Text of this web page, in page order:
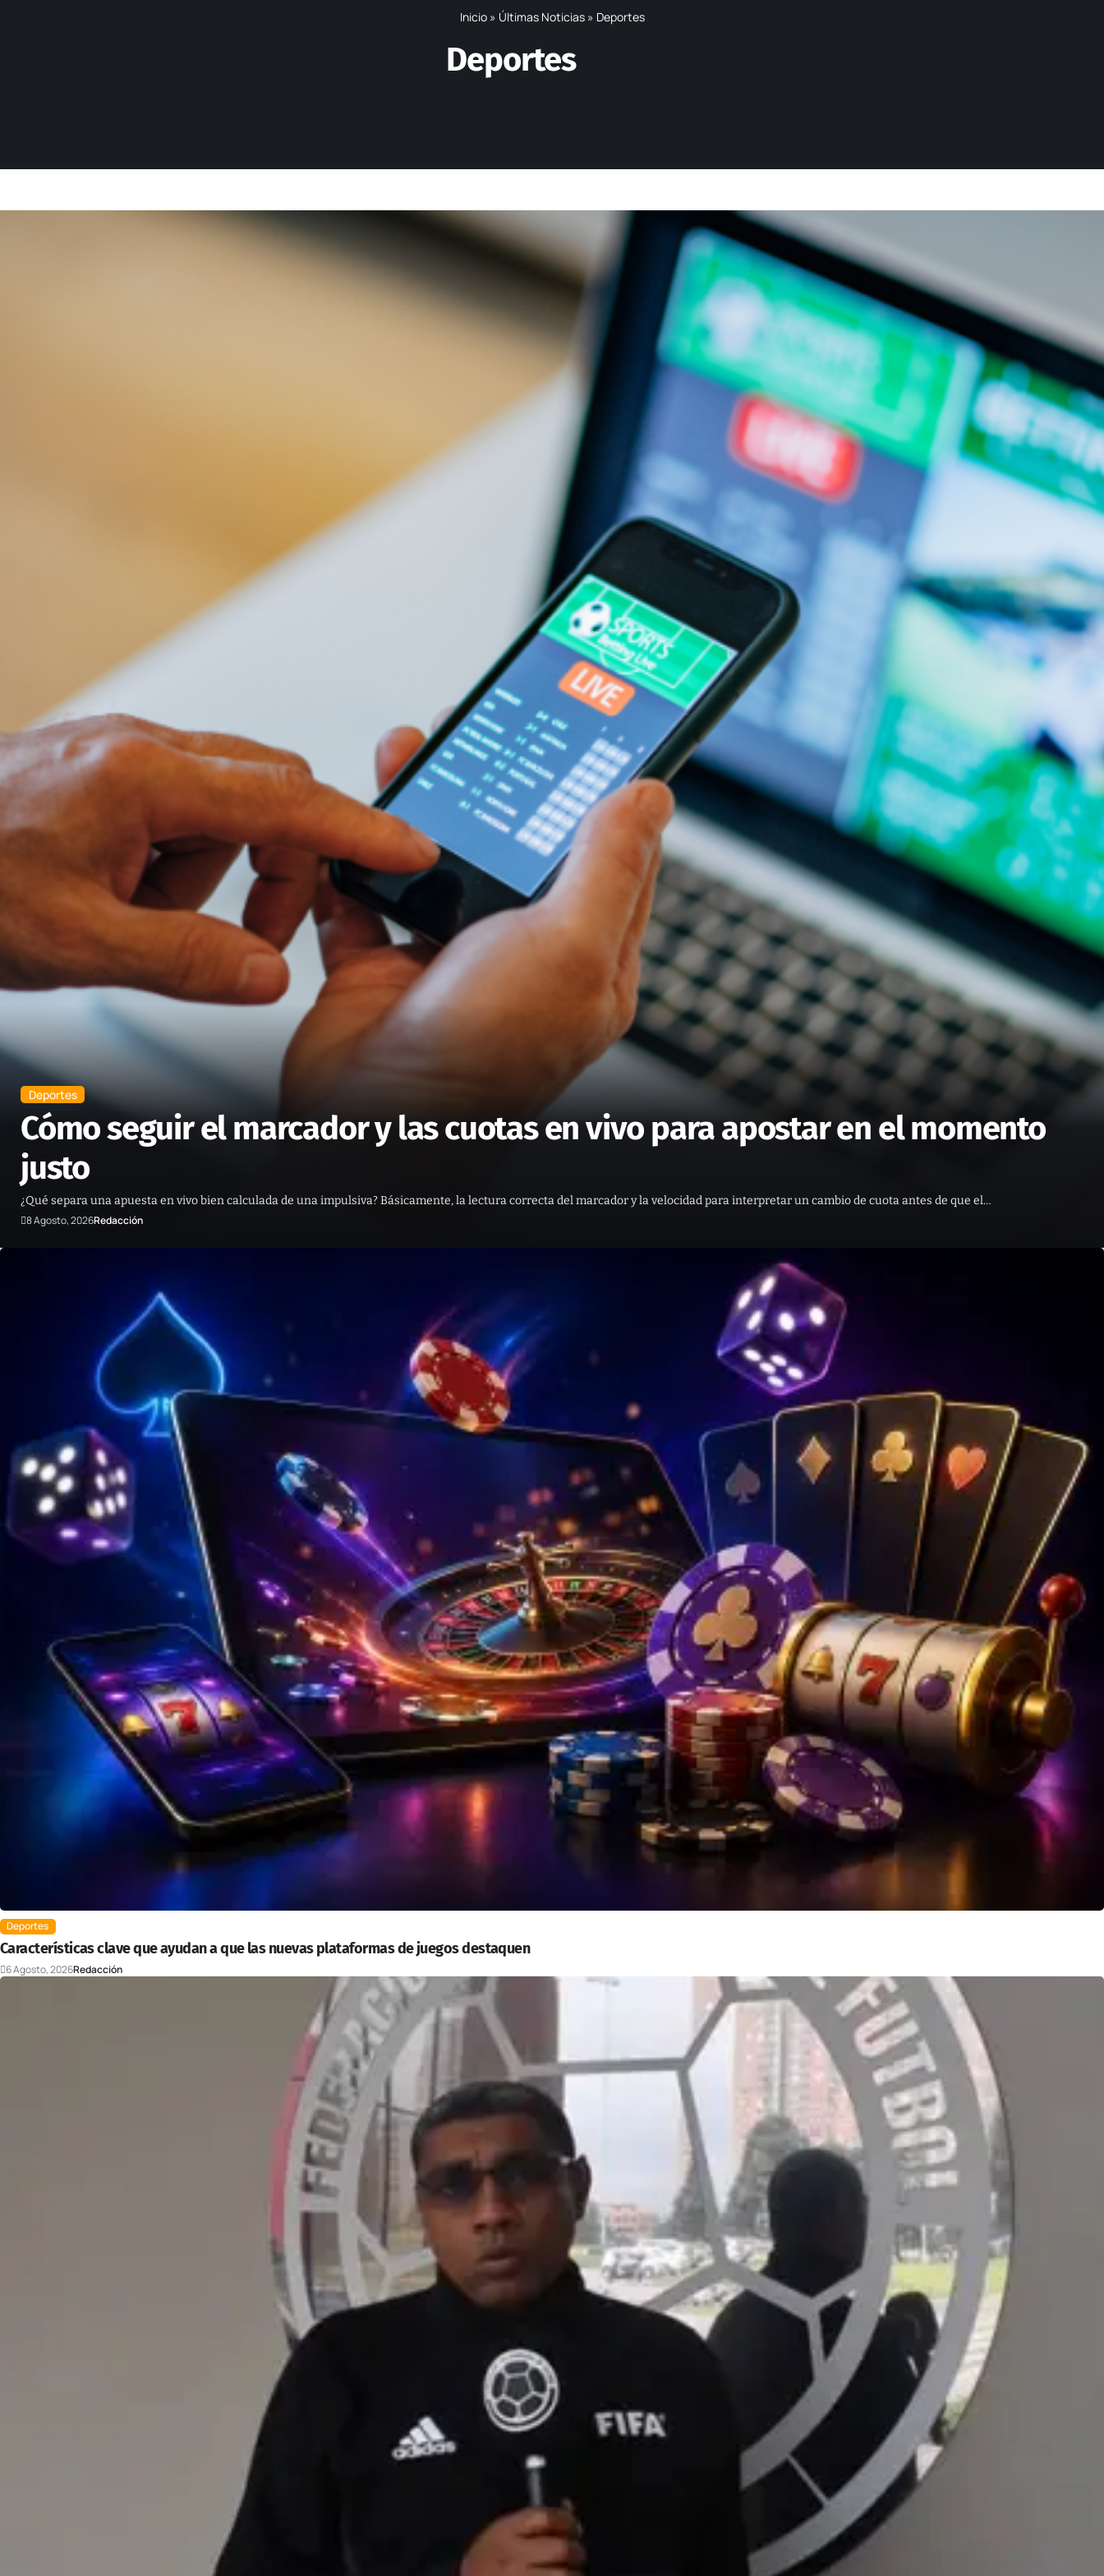
Inicio» Últimas Noticias» Deportes
Deportes
Deportes
Cómo seguir el marcador y las cuotas en vivo para apostar en el momento
justo
¿Qué separa una apuesta en vivo bien calculada de una impulsiva? Básicamente, la lectura correcta del marcador y la velocidad para interpretar un cambio de cuota antes de que el…
8 Agosto, 2026Redacción
Deportes
Características clave que ayudan a que las nuevas plataformas de juegos destaquen
6 Agosto, 2026Redacción